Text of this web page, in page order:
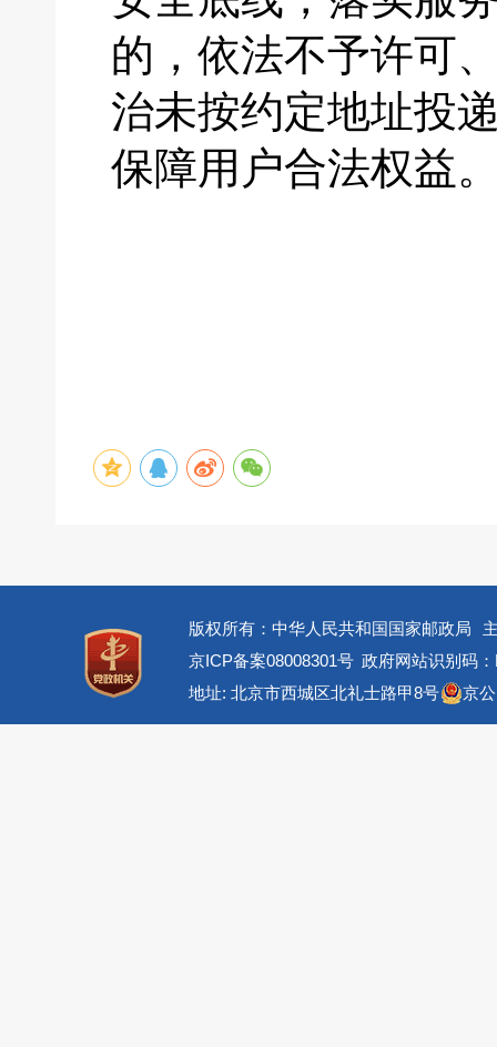
的，依法不予许可
治未按约定地址投
保障用户合法权益
版权所有：中华人民共和国国家邮政局
京ICP备案08008301号 政府网站识别码
地址: 北京市西城区北礼士路甲8号
京